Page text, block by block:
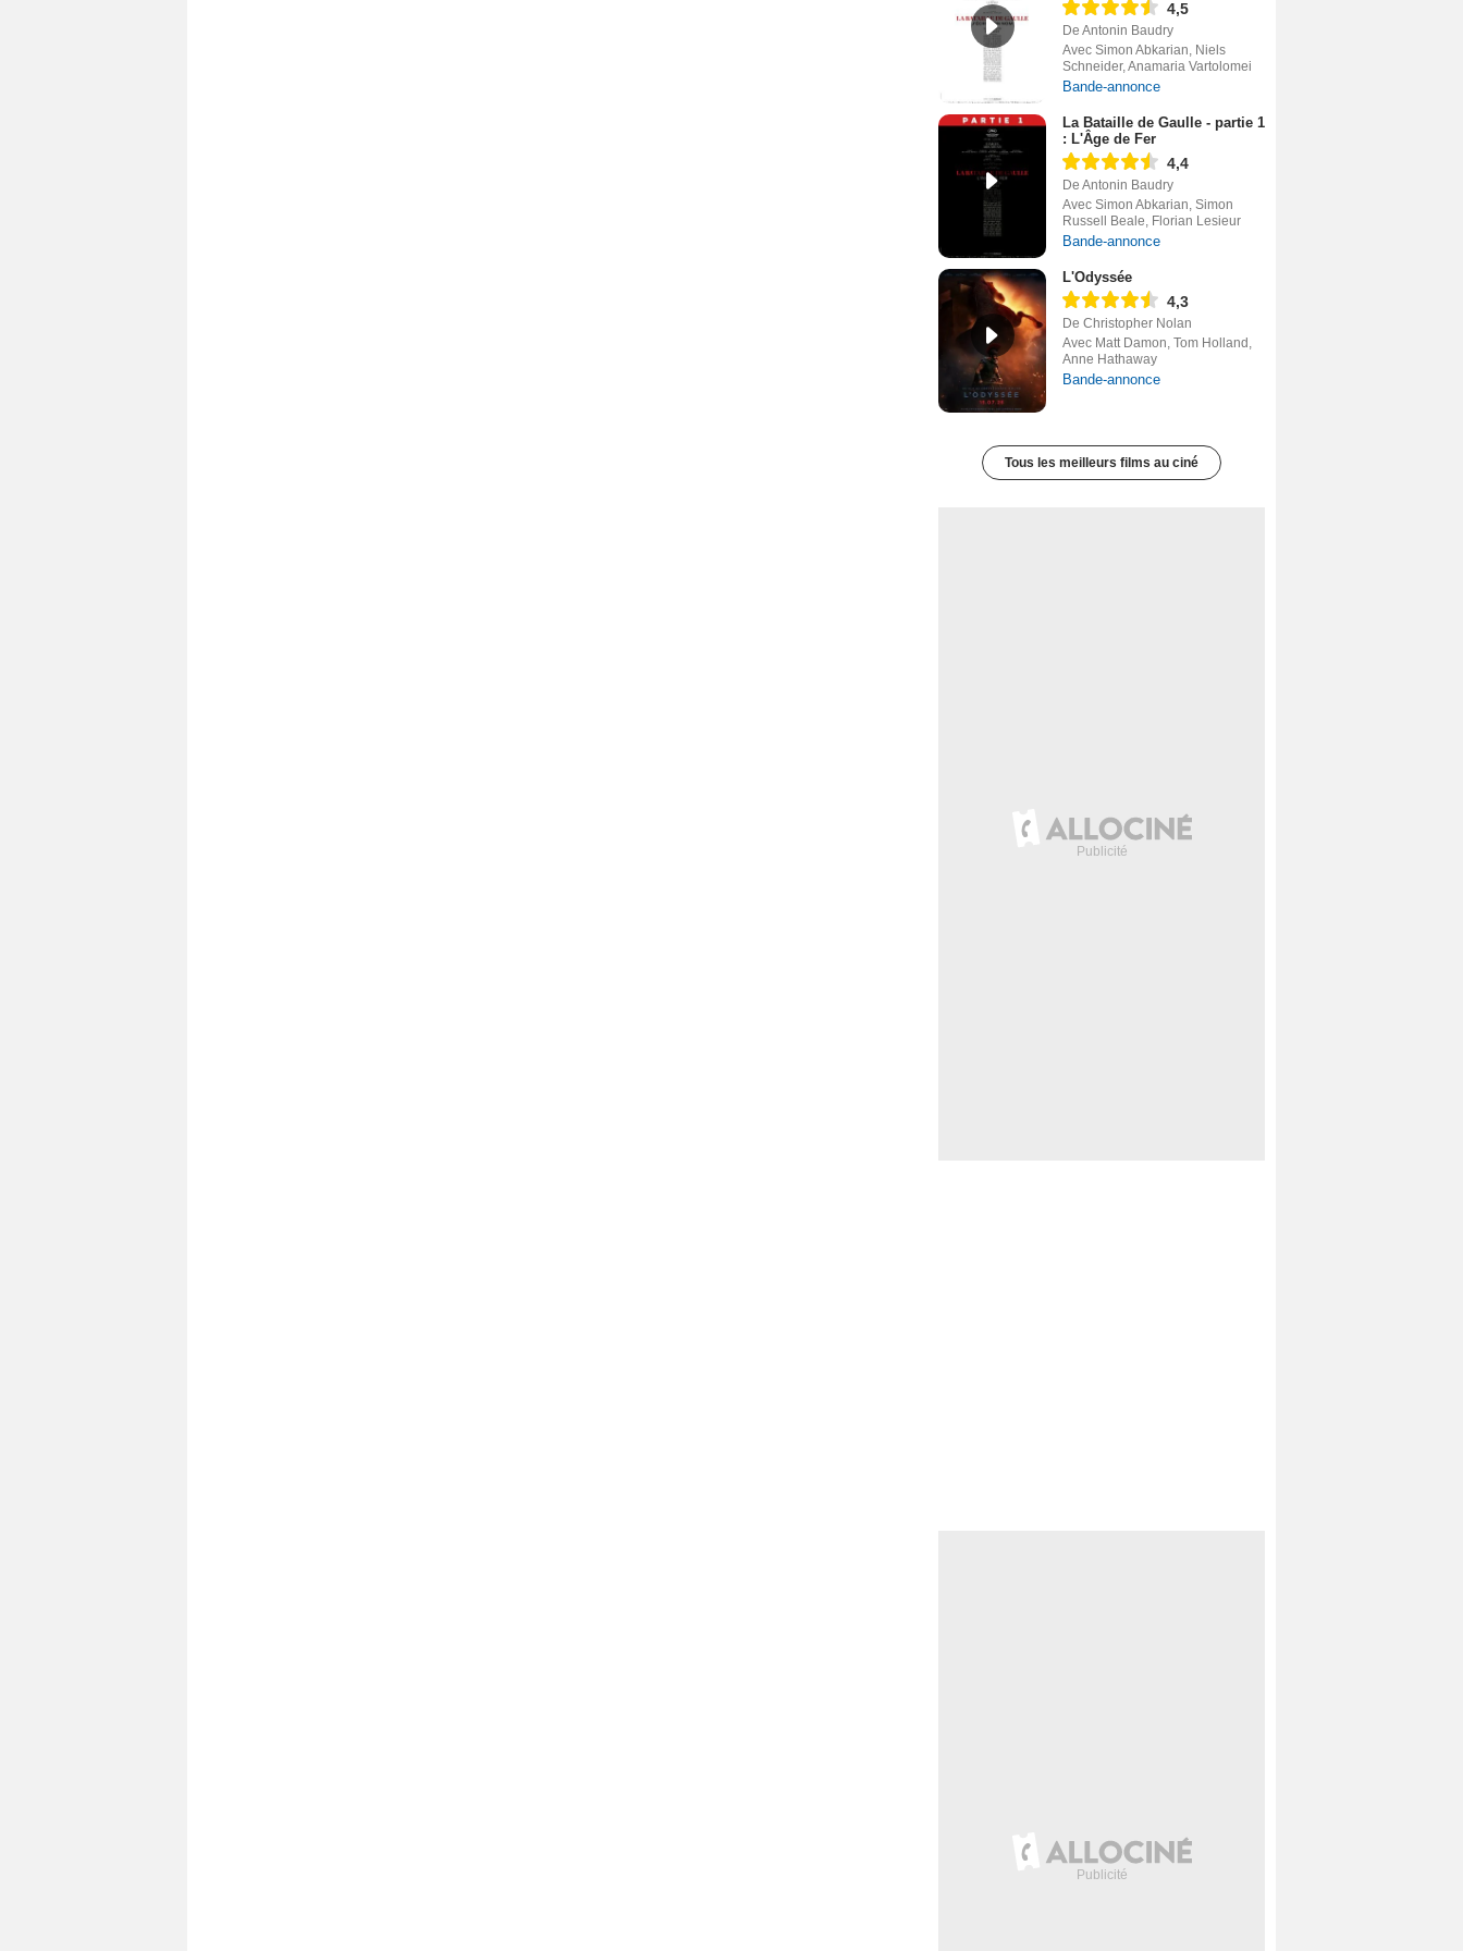
4,5
De Antonin Baudry
Avec Simon Abkarian, Niels
Schneider, Anamaria Vartolomei
Bande-annonce
La Bataille de Gaulle - partie 1
: L'Âge de Fer
4,4
De Antonin Baudry
Avec Simon Abkarian, Simon
Russell Beale, Florian Lesieur
Bande-annonce
L'Odyssée
4,3
De Christopher Nolan
Avec Matt Damon, Tom Holland,
Anne Hathaway
Bande-annonce
Tous les meilleurs films au ciné